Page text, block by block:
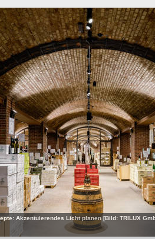
Akzentuierendes Licht planen [Bild: TRILUX